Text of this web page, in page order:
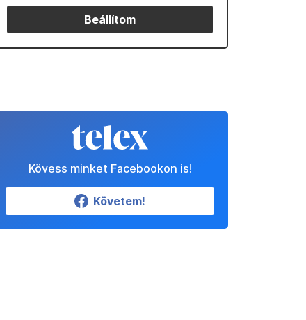
Beállítom
Kövess minket Facebookon is!
Követem!